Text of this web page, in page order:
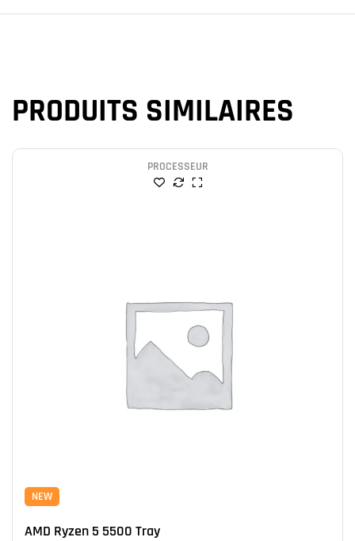
PRODUITS SIMILAIRES
PROCESSEUR
NEW
AMD Ryzen 5 5500 Tray